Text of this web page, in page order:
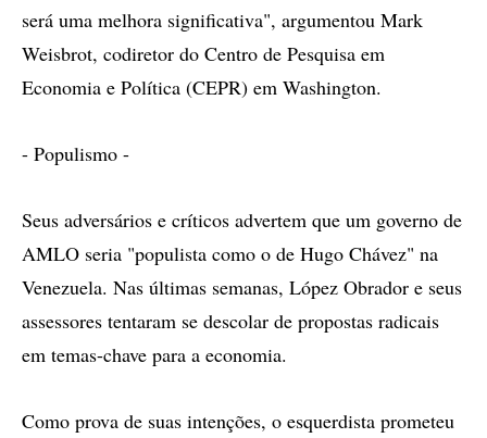
será uma melhora significativa", argumentou Mark
Weisbrot, codiretor do Centro de Pesquisa em
Economia e Política (CEPR) em Washington.
- Populismo -
Seus adversários e críticos advertem que um governo de
AMLO seria "populista como o de Hugo Chávez" na
Venezuela. Nas últimas semanas, López Obrador e seus
assessores tentaram se descolar de propostas radicais
em temas-chave para a economia.
Como prova de suas intenções, o esquerdista prometeu